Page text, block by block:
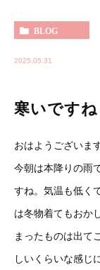
BLOG
2025.05.31
寒いですね
おはようございます
今朝は本降りの雨
すね。気温も低く
は冬物着てもおか
まったものは出て
しいくらいな感じ